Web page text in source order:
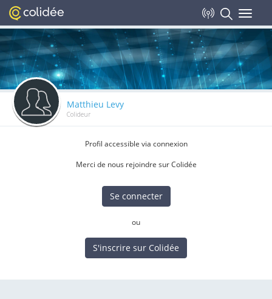
Toggle
Matthieu Levy
Colideur
Profil accessible via connexion
Merci de nous rejoindre sur Colidée
Se connecter
ou
S'inscrire sur Colidée